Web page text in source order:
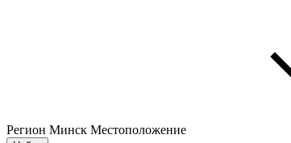
Регион Минск Местоположение